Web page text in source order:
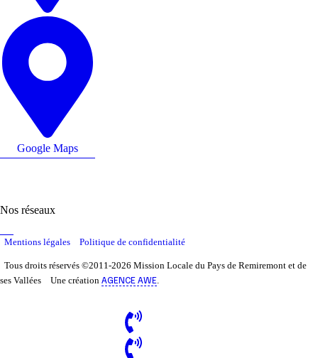
Google Maps
Nos réseaux
Mentions légales Politique de confidentialité
Tous droits réservés ©2011-2026 Mission Locale du Pays de Remiremont et de
ses Vallées
Une création AGENCE AWE.